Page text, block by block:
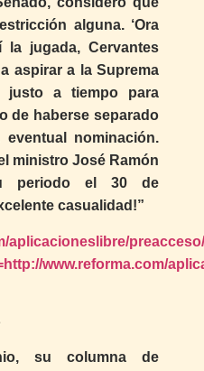
alguna. ‘Ora
jugada, Cervantes
aspirar a la Suprema
justo a tiempo para
de haberse separado
nominación.
ministro José Ramón
periodo el 30 de
casualidad!”
aplicacioneslibre/
www.reforma.com/
su columna de